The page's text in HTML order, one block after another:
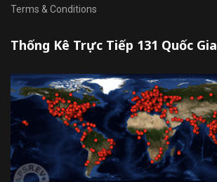
Terms & Conditions
Thống Kê Trực Tiếp 131 Quốc Gia